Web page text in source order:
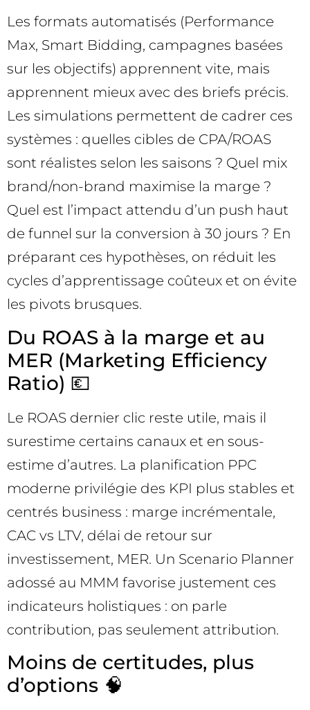
Les formats automatisés (Performance
Max, Smart Bidding, campagnes basées
sur les objectifs) apprennent vite, mais
apprennent mieux avec des briefs précis.
Les simulations permettent de cadrer ces
systèmes : quelles cibles de CPA/ROAS
sont réalistes selon les saisons ? Quel mix
brand/non-brand maximise la marge ?
Quel est l’impact attendu d’un push haut
de funnel sur la conversion à 30 jours ? En
préparant ces hypothèses, on réduit les
cycles d’apprentissage coûteux et on évite
les pivots brusques.
Du ROAS à la marge et au
MER (Marketing Efficiency
Ratio) 💶
Le ROAS dernier clic reste utile, mais il
surestime certains canaux et en sous-
estime d’autres. La planification PPC
moderne privilégie des KPI plus stables et
centrés business : marge incrémentale,
CAC vs LTV, délai de retour sur
investissement, MER. Un Scenario Planner
adossé au MMM favorise justement ces
indicateurs holistiques : on parle
contribution, pas seulement attribution.
Moins de certitudes, plus
d’options 🧠